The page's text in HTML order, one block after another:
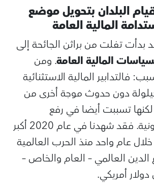
البلدان بتحويل موضع
المالية العامة
بدأت تفلت من براثن الجائحة إلى
المالية العامة. ومن
فالتدابير المالية الاستثنائية
دون حدوث موجة أخرى من
لكنها تسببت أيضا في رفع
مستويات المديونية. فقد شهدنا في عام 2020 أكبر
عام واحد منذ الحرب العالمية
الدين العالمي – العام والخاص –